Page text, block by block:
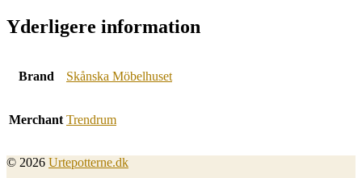
Yderligere information
Brand Skånska Möbelhuset
Merchant Trendrum
© 2026 Urtepotterne.dk